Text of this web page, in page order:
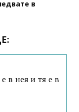
в
в нея и тя е в